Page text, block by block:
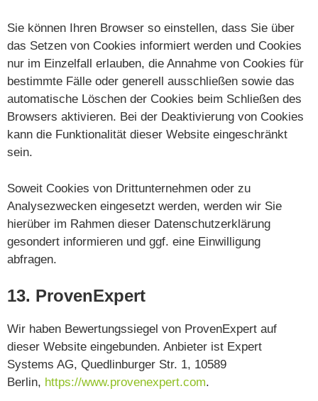
Sie können Ihren Browser so einstellen, dass Sie über
das Setzen von Cookies informiert werden und Cookies
nur im Einzelfall erlauben, die Annahme von Cookies für
bestimmte Fälle oder generell ausschließen sowie das
automatische Löschen der Cookies beim Schließen des
Browsers aktivieren. Bei der Deaktivierung von Cookies
kann die Funktionalität dieser Website eingeschränkt
sein.
Soweit Cookies von Drittunternehmen oder zu
Analysezwecken eingesetzt werden, werden wir Sie
hierüber im Rahmen dieser Datenschutzerklärung
gesondert informieren und ggf. eine Einwilligung
abfragen.
13. ProvenExpert
Wir haben Bewertungssiegel von ProvenExpert auf
dieser Website eingebunden. Anbieter ist Expert
Systems AG, Quedlinburger Str. 1, 10589
Berlin, https://www.provenexpert.com.